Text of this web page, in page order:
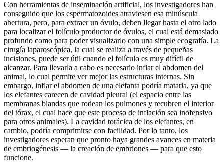
Con herramientas de inseminación artificial, los investigadores han
conseguido que los espermatozoides atraviesen esa minúscula
abertura, pero, para extraer un óvulo, deben llegar hasta el otro lado
para localizar el folículo productor de óvulos, el cual está demasiado
profundo como para poder visualizarlo con una simple ecografía. La
cirugía laparoscópica, la cual se realiza a través de pequeñas
incisiones, puede ser útil cuando el folículo es muy difícil de
alcanzar. Para llevarla a cabo es necesario inflar el abdomen del
animal, lo cual permite ver mejor las estructuras internas. Sin
embargo, inflar el abdomen de una elefanta podría matarla, ya que
los elefantes carecen de cavidad pleural (el espacio entre las
membranas blandas que rodean los pulmones y recubren el interior
del tórax, el cual hace que este proceso de inflación sea inofensivo
para otros animales). La cavidad torácica de los elefantes, en
cambio, podría comprimirse con facilidad. Por lo tanto, los
investigadores esperan que pronto haya grandes avances en materia
de embriogénesis — la creación de embriones — para que esto
funcione.